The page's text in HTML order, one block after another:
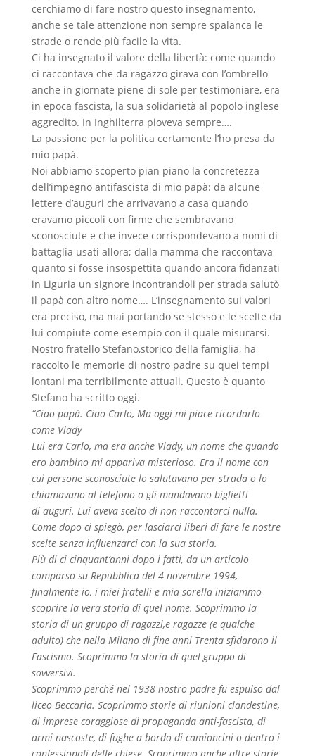
cerchiamo di fare nostro questo insegnamento,
anche se tale attenzione non sempre spalanca le
strade o rende più facile la vita.
Ci ha insegnato il valore della libertà: come quando
ci raccontava che da ragazzo girava con l’ombrello
anche in giornate piene di sole per testimoniare, era
in epoca fascista, la sua solidarietà al popolo inglese
aggredito. In Inghilterra pioveva sempre….
La passione per la politica certamente l’ho presa da
mio papà.
Noi abbiamo scoperto pian piano la concretezza
dell’impegno antifascista di mio papà: da alcune
lettere d’auguri che arrivavano a casa quando
eravamo piccoli con firme che sembravano
sconosciute e che invece corrispondevano a nomi di
battaglia usati allora; dalla mamma che raccontava
quanto si fosse insospettita quando ancora fidanzati
in Liguria un signore incontrandoli per strada salutò
il papà con altro nome…. L’insegnamento sui valori
era preciso, ma mai portando se stesso e le scelte da
lui compiute come esempio con il quale misurarsi.
Nostro fratello Stefano,storico della famiglia, ha
raccolto le memorie di nostro padre su quei tempi
lontani ma terribilmente attuali. Questo è quanto
Stefano ha scritto oggi.
“Ciao papà. Ciao Carlo, Ma oggi mi piace ricordarlo
come Vlady
Lui era Carlo, ma era anche Vlady, un nome che quando
ero bambino mi appariva misterioso. Era il nome con
cui persone sconosciute lo salutavano per strada o lo
chiamavano al telefono o gli mandavano biglietti
di auguri. Lui aveva scelto di non raccontarci nulla.
Come dopo ci spiegò, per lasciarci liberi di fare le nostre
scelte senza influenzarci con la sua storia.
Più di ci cinquant’anni dopo i fatti, da un articolo
comparso su Repubblica del 4 novembre 1994,
finalmente io, i miei fratelli e mia sorella iniziammo
scoprire la vera storia di quel nome. Scoprimmo la
storia di un gruppo di ragazzi,e ragazze (e qualche
adulto) che nella Milano di fine anni Trenta sfidarono il
Fascismo. Scoprimmo la storia di quel gruppo di
sovversivi.
Scoprimmo perché nel 1938 nostro padre fu espulso dal
liceo Beccaria. Scoprimmo storie di riunioni clandestine,
di imprese coraggiose di propaganda anti-fascista, di
armi nascoste, di fughe a bordo di camioncini o dentro i